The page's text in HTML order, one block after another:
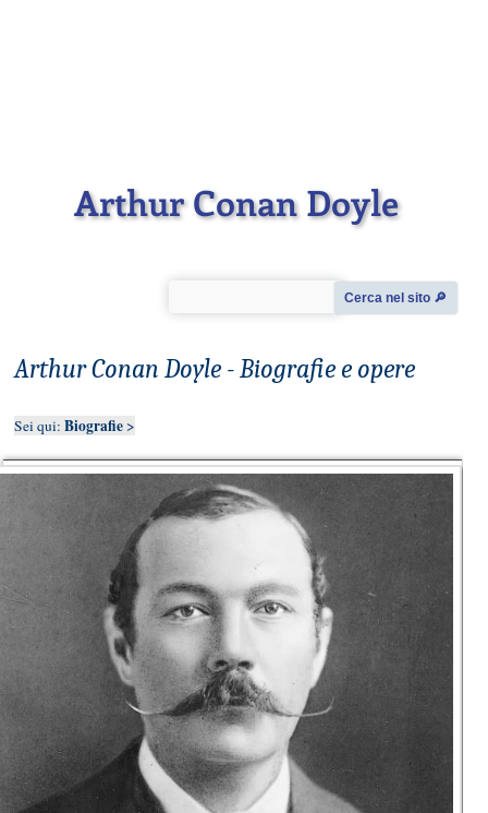
Arthur Conan Doyle
Cerca nel sito 🔎︎
Arthur Conan Doyle - Biografie e opere
Sei qui: Biografie>